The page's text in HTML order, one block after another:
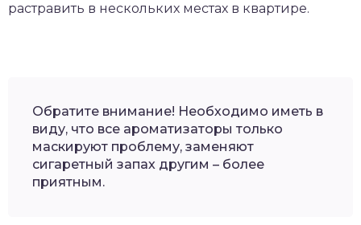
растравить в нескольких местах в квартире.
Обратите внимание! Необходимо иметь в
виду, что все ароматизаторы только
маскируют проблему, заменяют
сигаретный запах другим – более
приятным.